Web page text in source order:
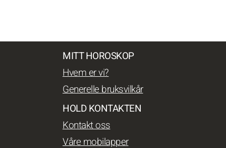
MITT HOROSKOP
Hvem er vi?
Generelle bruksvilkår
HOLD KONTAKTEN
Kontakt oss
Våre mobilapper